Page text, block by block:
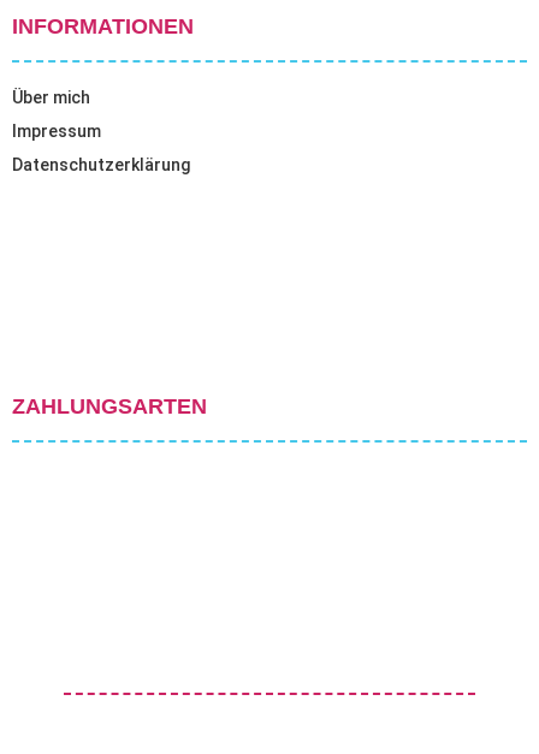
INFORMATIONEN
Über mich
Impressum
Datenschutzerklärung
ZAHLUNGSARTEN